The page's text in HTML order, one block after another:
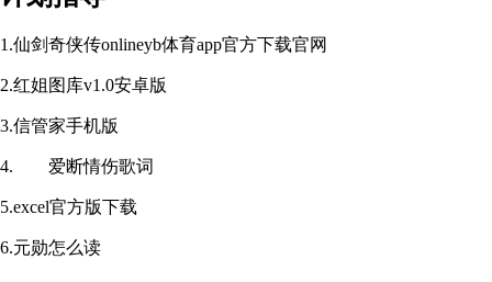
1.仙剑奇侠传onlineyb体育app官方下载官网
2.红姐图库v1.0安卓版
3.信管家手机版
4. 爱断情伤歌词
5.excel官方版下载
6.元勋怎么读